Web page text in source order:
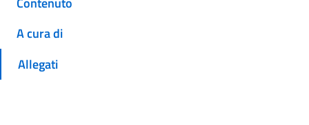
A cura di
Allegati